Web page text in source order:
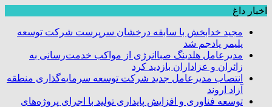
اخبار داغ
مجید خدابخش با سابقه درخشان سرپرست شرکت توسعه
پلیمر پادجم شد
مدیرعامل هلدینگ صباانرژی از مواکب خدمت‌رسانی به
زائران و عزاداران بازدید کرد
انتصاب مدیرعامل جدید شرکت توسعه سرمایه‌گذاری منطقه
آزاد اروند
توسعه فناوری و افزایش پایداری تولید با اجرای پروژه‌های